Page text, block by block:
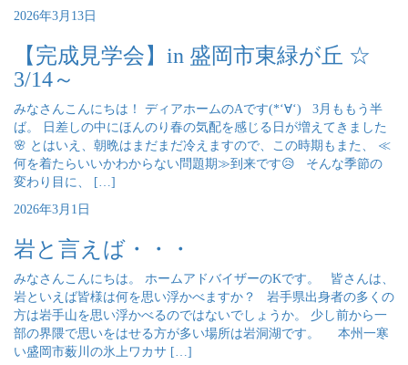
2026年3月13日
【完成見学会】in 盛岡市東緑が丘 ☆
3/14～
みなさんこんにちは！ ディアホームのAです(*‘∀‘) 3月ももう半
ば。 日差しの中にほんのり春の気配を感じる日が増えてきました
🌸 とはいえ、朝晩はまだまだ冷えますので、この時期もまた、 ≪
何を着たらいいかわからない問題期≫到来です😥 そんな季節の
変わり目に、 […]
2026年3月1日
岩と言えば・・・
みなさんこんにちは。 ホームアドバイザーのKです。 皆さんは、
岩といえば皆様は何を思い浮かべますか？ 岩手県出身者の多くの
方は岩手山を思い浮かべるのではないでしょうか。 少し前から一
部の界隈で思いをはせる方が多い場所は岩洞湖です。 本州一寒
い盛岡市薮川の氷上ワカサ […]